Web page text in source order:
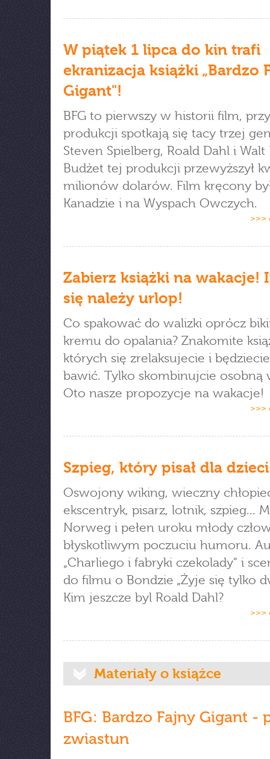
W piątek 1 lipca do kin trafi
ekranizacja książki „Bardzo
Gigant"!
BFG to pierwszy w historii film,
produkcji spotkają się tacy trzej
Steven Spielberg, Roald Dahl i Walt
Budżet tej produkcji przewyższył
milionów dolarów. Film kręcony
Kanadzie i na Wyspach Owczych.
>>>
Zabierz książki na wakacje!
się należy urlop!
Co spakować do walizki oprócz
kremu do opalania? Znakomite
których się zrelaksujecie i
bawić. Tylko skombinujcie osobną
Oto nasze propozycje na wakacje!
>>>
Szpieg, który pisał dla
Oswojony wiking, wieczny
ekscentryk, pisarz, lotnik, szpieg...
Norweg i pełen uroku młody
błyskotliwym poczuciu humoru.
„Charliego i fabryki czekolady" i
do filmu o Bondzie „Żyje się tylko
Kim jeszcze byl Roald Dahl?
>>>
Materiały o książce
BFG: Bardzo Fajny Gigant -
zwiastun